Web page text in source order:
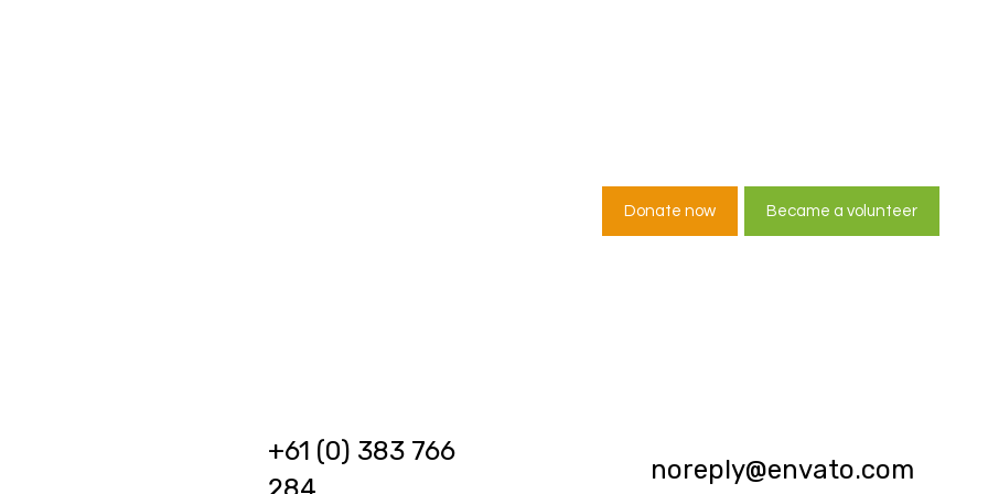
Donate now Became a volunteer
+61 (0) 383 766
noreply@envato.com